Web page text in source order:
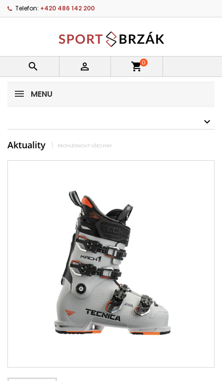
Telefon: +420 486 142 200
  shopping_cart0
MENU
Aktuality PROHLÉDNOUT VŠECHNY